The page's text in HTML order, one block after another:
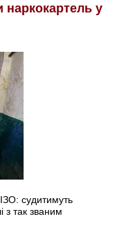
наркокартель у
судитимуть
з так званим